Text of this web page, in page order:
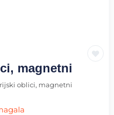
magnetni
oblici, magnetni